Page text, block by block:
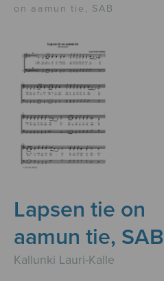
on aamun tie, SAB
Lapsen tie on
aamun tie, SAB
Kallunki Lauri-Kalle